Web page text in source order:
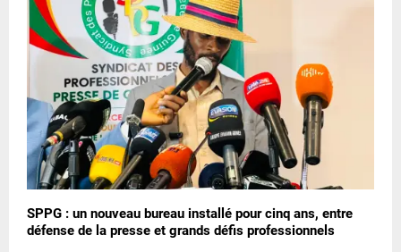
SPPG : un nouveau bureau installé pour cinq ans, entre
défense de la presse et grands défis professionnels